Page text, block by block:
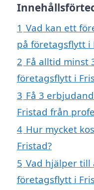
1 Vad kan ett
på företagsflytt i
2 Få alltid minst
företagsflytt i
3 Få 3
Fristad från
4 Hur mycket
Fristad?
5 Vad hjälper till
företagsflytt i